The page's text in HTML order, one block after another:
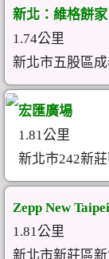
新北：維格餅
1.74公里
新北市五股區
宏匯廣場
1.81公里
新北市242新
Zepp New Taipei
1.81公里
新北市新莊區